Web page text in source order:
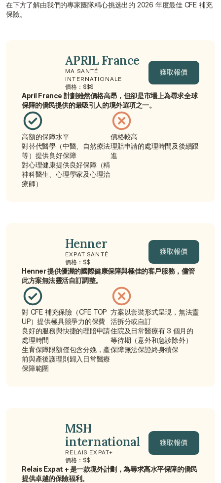
在下方了解由我們的專家團隊精心挑选出的 2026 年度最佳 CFE 補充
保險。
APRIL France
MA SANTÉ
INTERNATIONALE
價格：$$$
獲取報價
獲取報價
April France 計劃雖然價格高昂，但卻是市場上為尋求全球
保障的僑民提供的最吸引人的境外選項之一。
高額的保障水平
對替代醫學（中醫、自然療法
等）提供良好保障
對心理健康提供良好保障（精
神科醫生、心理學家及心理治
療師）
價格較高
理賠申請的處理時間及後續跟
進
Henner
EXPAT SANTÉ
價格：$$
獲取報價
獲取報價
Henner 提供優渥的國際健康保障與極佳的客戶服務，儘管
此方案無法靈活自訂調整。
對 CFE 補充保險（CFE TOP
UP）提供極具競爭力的保費
良好的服務與快捷的理賠申請
處理時間
生育保障限額僅包含分娩，產
前與產後護理則歸入日常醫療
保障範圍
方案以套裝形式呈現，無法靈
活拆分或自訂
住院及日常醫療有 3 個月的
等待期（意外和急診除外）
保障無法保證終身續保
MSH
international
RELAIS EXPAT+
價格：$$
獲取報價
獲取報價
Relais Expat + 是一款境外計劃，為尋求高水平保障的僑民
提供卓越的保險福利。